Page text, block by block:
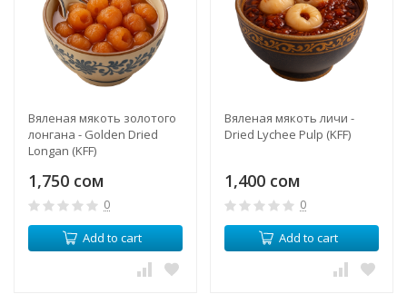
Вяленая мякоть золотого
лонгана - Golden Dried
Longan (KFF)
1,750 сом
0
Add to cart
Вяленая мякоть личи -
Dried Lychee Pulp (KFF)
1,400 сом
0
Add to cart